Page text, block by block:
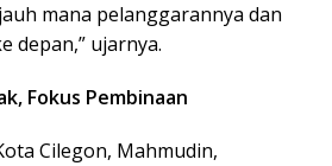
mana pelanggarannya dan
depan,” ujarnya.
Fokus Pembinaan
Cilegon, Mahmudin,